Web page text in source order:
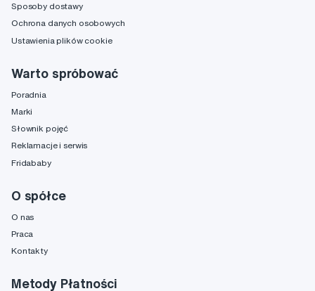
Sposoby dostawy
Ochrona danych osobowych
Ustawienia plików cookie
Warto spróbować
Poradnia
Marki
Słownik pojęć
Reklamacje i serwis
Fridababy
O spółce
O nas
Praca
Kontakty
Metody Płatności